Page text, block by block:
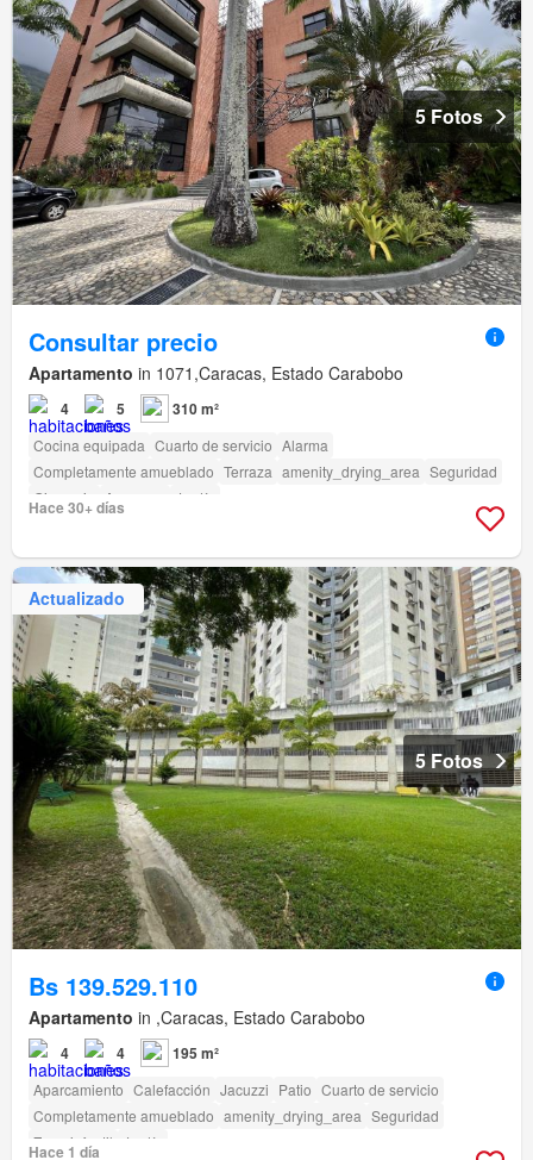
5 Fotos
Consultar precio
Apartamento in 1071,Caracas, Estado Carabobo
4 5 310 m²
Cocina equipada Cuarto de servicio Alarma
Completamente amueblado Terraza amenity_drying_area Seguridad
Gimnasio
Ascensor Jardín
Hace 30+ días
Actualizado
5 Fotos
Bs 139.529.110
Apartamento in ,Caracas, Estado Carabobo
4 4 195 m²
Aparcamiento Calefacción Jacuzzi Patio Cuarto de servicio
Completamente amueblado amenity_drying_area Seguridad
Zona infantil
Jardín
Hace 1 día